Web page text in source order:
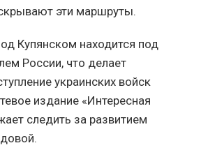
эти маршруты.
Купянском находится под
России, что делает
украинских войск
издание «Интересная
следить за развитием